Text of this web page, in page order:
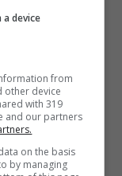
trovò
almeno
è ancora
è una
giocato alle
bella e
device
from
other device
with 319
and our partners
on the basis
by managing